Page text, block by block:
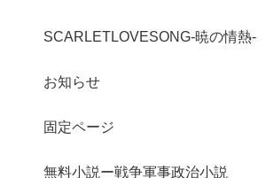
SCARLETLOVESONG-暁の情熱-
お知らせ
固定ページ
無料小説ー戦争軍事政治小説